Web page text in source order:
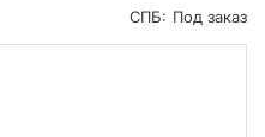
СПБ: Под заказ